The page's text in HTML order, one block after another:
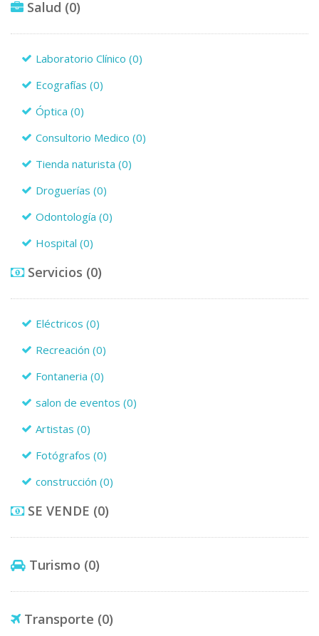
Salud (0)
Laboratorio Clínico
(0)
Ecografías
(0)
Óptica
(0)
Consultorio Medico
(0)
Tienda naturista
(0)
Droguerías
(0)
Odontología
(0)
Hospital
(0)
Servicios (0)
Eléctricos
(0)
Recreación
(0)
Fontaneria
(0)
salon de eventos
(0)
Artistas
(0)
Fotógrafos
(0)
construcción
(0)
SE VENDE (0)
Turismo (0)
Transporte (0)